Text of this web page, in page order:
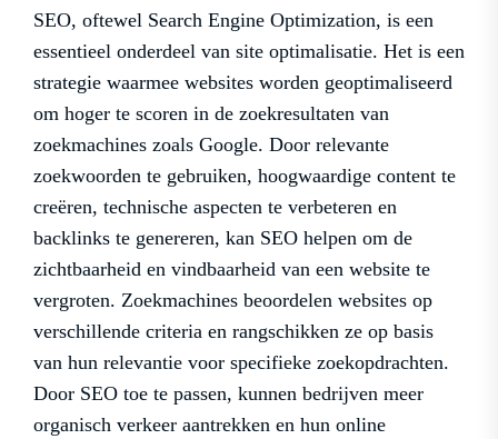
SEO, oftewel Search Engine Optimization, is een
essentieel onderdeel van site optimalisatie. Het is een
strategie waarmee websites worden geoptimaliseerd
om hoger te scoren in de zoekresultaten van
zoekmachines zoals Google. Door relevante
zoekwoorden te gebruiken, hoogwaardige content te
creëren, technische aspecten te verbeteren en
backlinks te genereren, kan SEO helpen om de
zichtbaarheid en vindbaarheid van een website te
vergroten. Zoekmachines beoordelen websites op
verschillende criteria en rangschikken ze op basis
van hun relevantie voor specifieke zoekopdrachten.
Door SEO toe te passen, kunnen bedrijven meer
organisch verkeer aantrekken en hun online